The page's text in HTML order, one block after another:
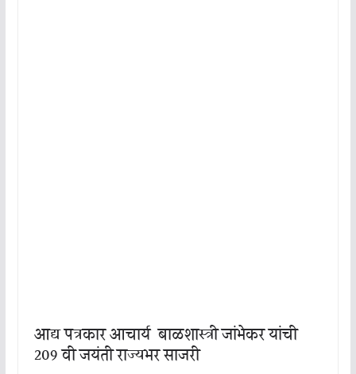
आद्य पत्रकार आचार्य बाळशास्त्री जांभेकर यांची
209 वी जयंती राज्यभर साजरी